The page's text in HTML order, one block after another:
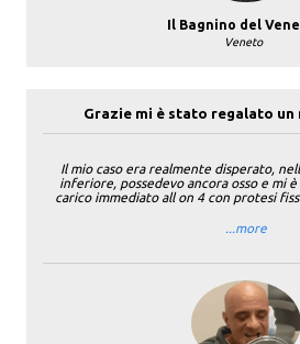
Il Bagnino del
Veneto
Grazie mi è stato regalato un
Il mio caso era realmente disperato,
inferiore, possedevo ancora osso e mi
carico immediato all on 4 con protesi
...more